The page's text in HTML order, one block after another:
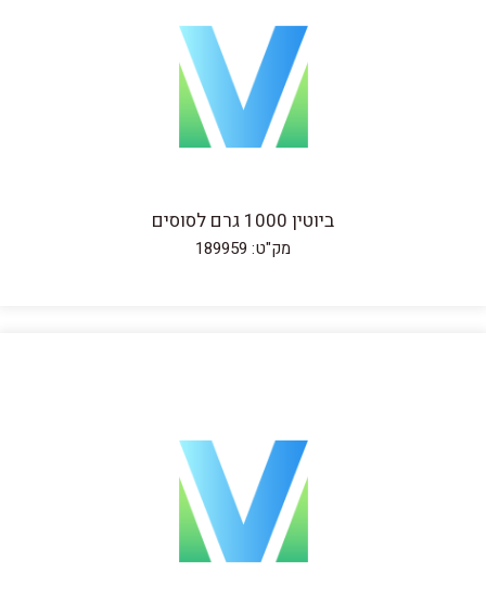
ביוטין 1000 גרם לסוסים
מק"ט: 189959